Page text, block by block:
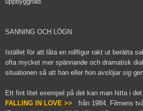
SANNING OCH LÖGN
Istället för att låta en rollfigur rakt ut berätta
ofta mycket mer spännande och dramatisk
situationen så att han eller hon avslöjar sig
Ett fint litet exempel på det kan man hitta i
FALLING IN LOVE >> från 1984. Filmens